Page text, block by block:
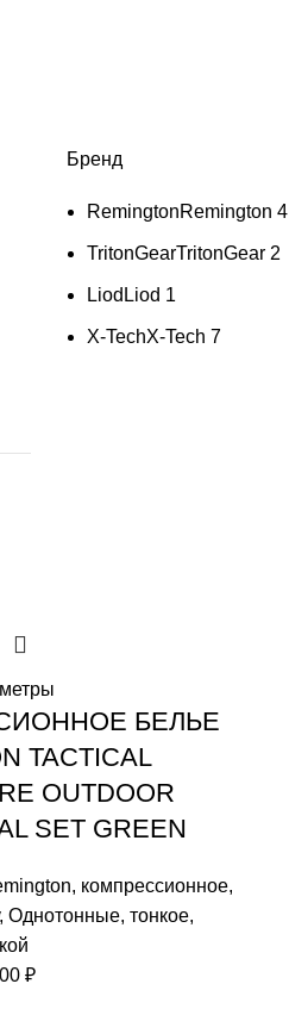
Бренд
RemingtonRemington 4
TritonGearTritonGear 2
Liod Liod 1
X-TechX-Tech 7
БЕЛЬЕ
TACTICAL
OUTDOOR
SET GREEN
, компрессионное,
Однотонные, тонкое,
₽Текущая